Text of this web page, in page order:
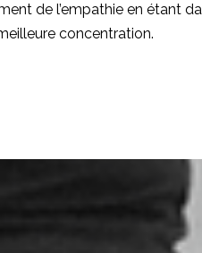
de l’empathie en étant
concentration.